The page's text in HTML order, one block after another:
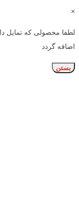
×
لطفا محصولی که تمایل
اضافه گردد
بستن